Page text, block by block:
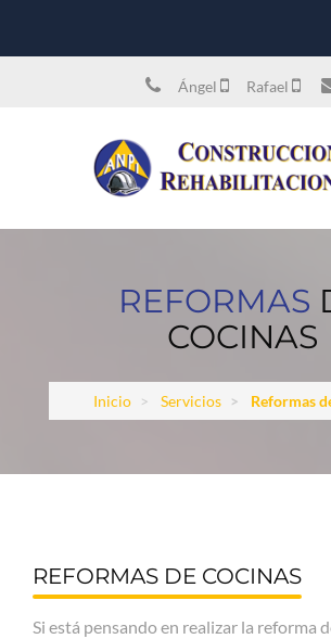
Ángel Rafael
REFORMAS
COCINAS
Inicio Servicios Reformas
REFORMAS DE COCINAS
Si está pensando en realizar la reforma